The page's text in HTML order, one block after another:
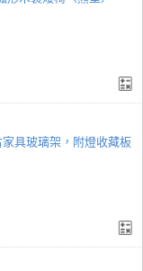
具玻璃架，附燈收藏板